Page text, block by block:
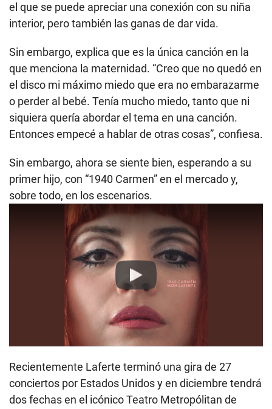
el que se puede apreciar una conexión con su niña
interior, pero también las ganas de dar vida.
Sin embargo, explica que es la única canción en la
que menciona la maternidad. “Creo que no quedó en
el disco mi máximo miedo que era no embarazarme
o perder al bebé. Tenía mucho miedo, tanto que ni
siquiera quería abordar el tema en una canción.
Entonces empecé a hablar de otras cosas”, confiesa.
Sin embargo, ahora se siente bien, esperando a su
primer hijo, con “1940 Carmen” en el mercado y,
sobre todo, en los escenarios.
Play
Recientemente Laferte terminó una gira de 27
conciertos por Estados Unidos y en diciembre tendrá
dos fechas en el icónico Teatro Metropólitan de